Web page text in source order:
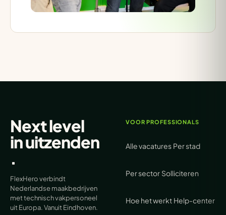
Next level
inuitzenden
.
FlexHero verbindt
Nederlandse maakbedrijven
met technisch vakpersoneel
uit Europa. Vanuit Eindhoven.
VOOR PROFESSIONALS
Alle vacatures Per stad
Per sector Solliciteren
Hoe het werkt Help-center